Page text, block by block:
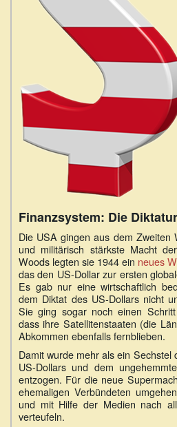
Finanzsystem: Die
Die USA gingen aus dem Zweiten
und militärisch stärkste Macht
Woods legten sie 1944 ein neues
das den US-Dollar zur ersten
Es gab nur eine wirtschaftlich
dem Diktat des US-Dollars nicht
Sie ging sogar noch einen
dass ihre Satellitenstaaten (die
Abkommen ebenfalls fernblieben.
Damit wurde mehr als ein
US-Dollars und dem
entzogen. Für die neue
ehemaligen Verbündeten
und mit Hilfe der Medien nach
verteufeln.